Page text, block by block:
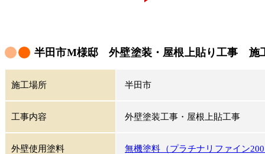
半田市M様邸 外壁塗装・屋根上貼り工事 施
施工場所 半田市
工事内容 外壁塗装工事・屋根上貼工事
外壁使用塗料 無機塗料（プラチナリファイン